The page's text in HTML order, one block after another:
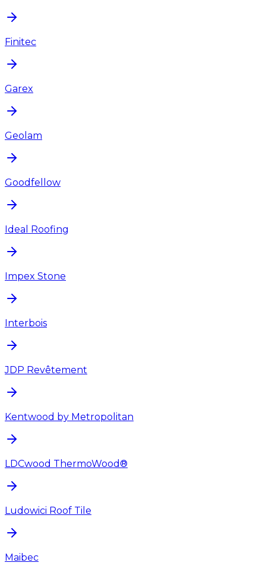
Finitec
Garex
Geolam
Goodfellow
Ideal Roofing
Impex Stone
Interbois
JDP Revêtement
Kentwood by Metropolitan
LDCwood ThermoWood®
Ludowici Roof Tile
Maibec